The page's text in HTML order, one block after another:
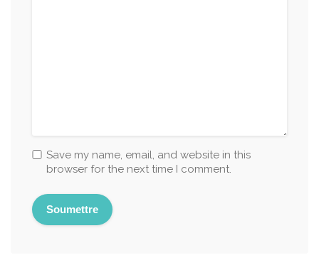
Save my name, email, and website in this
browser for the next time I comment.